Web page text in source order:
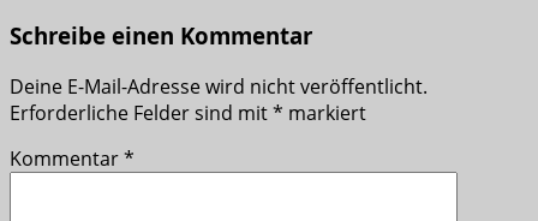
Schreibe einen Kommentar
Deine E-Mail-Adresse wird nicht veröffentlicht.
Erforderliche Felder sind mit* markiert
Kommentar*